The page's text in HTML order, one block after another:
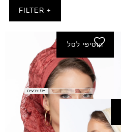
+ FILTER
הוסיפי לסל
מרובע קטן סיון
₪120.00
+6 צבעים